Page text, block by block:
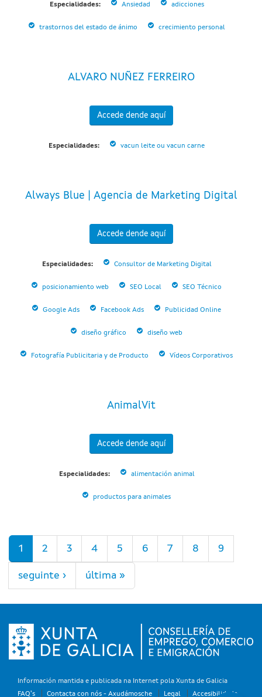
Especialidades: Ansiedad adicciones
trastornos del estado de ánimo crecimiento personal
ALVARO NUÑEZ FERREIRO
Accede dende aquí
Especialidades: vacun leite ou vacun carne
Always Blue | Agencia de Marketing Digital
Accede dende aquí
Especialidades: Consultor de Marketing Digital
posicionamiento web SEO Local SEO Técnico
Google Ads Facebook Ads Publicidad Online
diseño gráfico diseño web
Fotografía Publicitaria y de Producto Vídeos Corporativos
AnimalVit
Accede dende aquí
Especialidades: alimentación animal
productos para animales
Páxinas
1 2 3 4 5 6 7 8 9
seguinte › última »
Información mantida e publicada na Internet pola Xunta de Galicia
FAQ's
Contacta con nós - Axudámosche Legal Accesibilidade